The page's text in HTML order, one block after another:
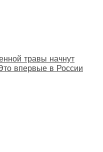
травы начнут
впервые в России